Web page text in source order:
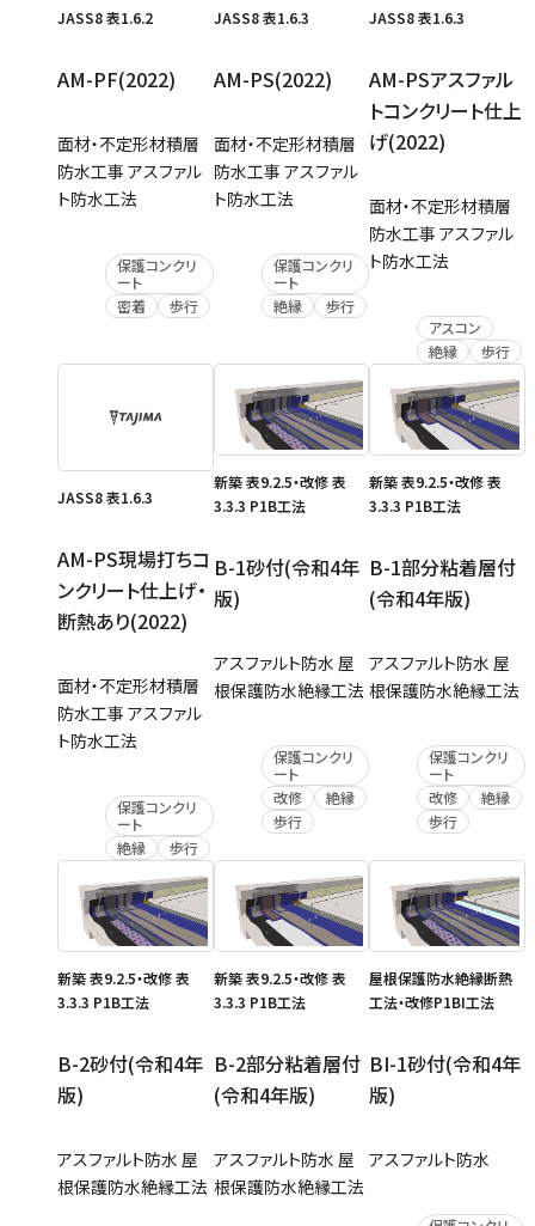
JASS8 表1.6.2
AM-PF(2022)
面材・不定形材積層
防水工事 アスファル
ト防水工法
保護コンクリ
ート
密着
歩行
JASS8 表1.6.3
AM-PS(2022)
面材・不定形材積層
防水工事 アスファル
ト防水工法
保護コンクリ
ート
絶縁
歩行
JASS8 表1.6.3
AM-PSアスファル
トコンクリート仕上
げ(2022)
面材・不定形材積層
防水工事 アスファル
ト防水工法
アスコン
絶縁
歩行
JASS8 表1.6.3
AM-PS現場打ちコ
ンクリート仕上げ・
断熱あり(2022)
面材・不定形材積層
防水工事 アスファル
ト防水工法
保護コンクリ
ート
絶縁
歩行
新築 表9.2.5・改修 表
3.3.3 P1B工法
B-1砂付(令和4年
版)
アスファルト防水 屋
根保護防水絶縁工法
保護コンクリ
ート
改修
絶縁
歩行
新築 表9.2.5・改修 表
3.3.3 P1B工法
B-1部分粘着層付
(令和4年版)
アスファルト防水 屋
根保護防水絶縁工法
保護コンクリ
ート
改修
絶縁
歩行
新築 表9.2.5・改修 表
3.3.3 P1B工法
B-2砂付(令和4年
版)
アスファルト防水 屋
根保護防水絶縁工法
新築 表9.2.5・改修 表
3.3.3 P1B工法
B-2部分粘着層付
(令和4年版)
アスファルト防水 屋
根保護防水絶縁工法
屋根保護防水絶縁断熱
工法・改修P1BI工法
BI-1砂付(令和4年
版)
アスファルト防水